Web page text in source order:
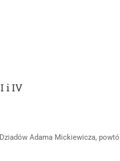
i IV
Adama Mickiewicza,